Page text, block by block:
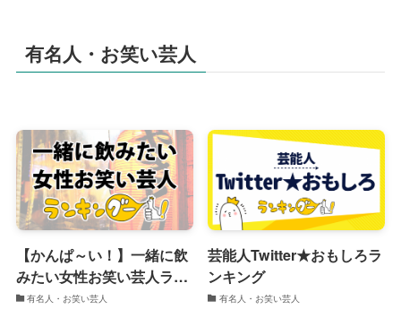
有名人・お笑い芸人
【かんぱ～い！】一緒に飲
みたい女性お笑い芸人ラン
キング
有名人・お笑い芸人
芸能人Twitter★おもしろラ
ンキング
有名人・お笑い芸人